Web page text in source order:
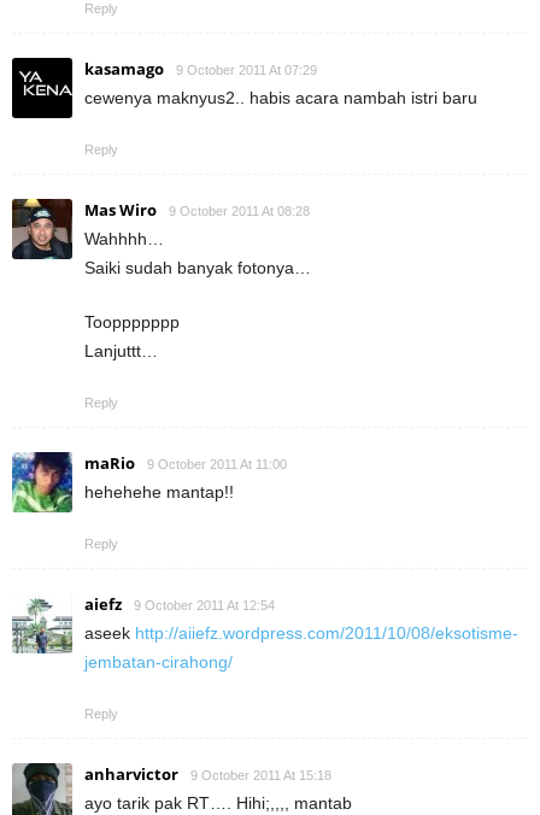
Reply
kasamago 9 October 2011 At 07:29
cewenya maknyus2.. habis acara nambah istri baru
Reply
Mas Wiro 9 October 2011 At 08:28
Wahhhh…
Saiki sudah banyak fotonya…
Tooppppppp
Lanjuttt…
Reply
maRio 9 October 2011 At 11:00
hehehehe mantap!!
Reply
aiefz 9 October 2011 At 12:54
aseek http://aiiefz.wordpress.com/2011/10/08/eksotisme-
jembatan-cirahong/
Reply
anharvictor 9 October 2011 At 15:18
ayo tarik pak RT…. Hihi;,,,, mantab